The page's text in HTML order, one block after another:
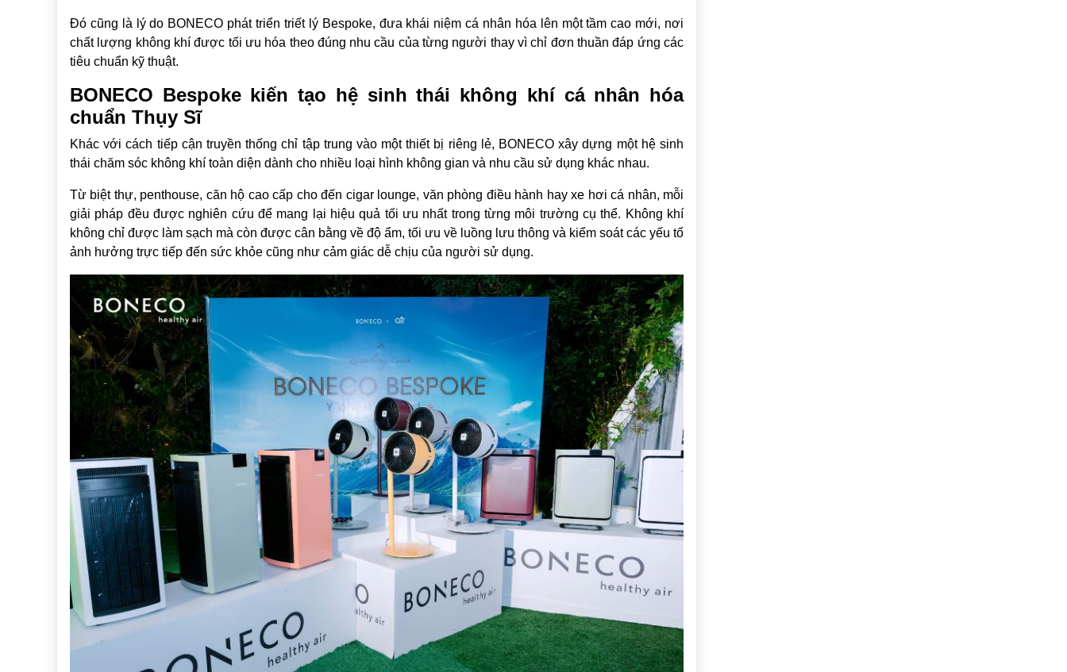
Đó cũng là lý do BONECO phát triển triết lý Bespoke, đưa khái niệm cá nhân hóa lên một tầm cao mới, nơi
chất lượng không khí được tối ưu hóa theo đúng nhu cầu của từng người thay vì chỉ đơn thuần đáp ứng các
tiêu chuẩn kỹ thuật.
BONECO Bespoke kiến tạo hệ sinh thái không khí cá nhân hóa
chuẩn Thụy Sĩ
Khác với cách tiếp cận truyền thống chỉ tập trung vào một thiết bị riêng lẻ, BONECO xây dựng một hệ sinh
thái chăm sóc không khí toàn diện dành cho nhiều loại hình không gian và nhu cầu sử dụng khác nhau.
Từ biệt thự, penthouse, căn hộ cao cấp cho đến cigar lounge, văn phòng điều hành hay xe hơi cá nhân, mỗi
giải pháp đều được nghiên cứu để mang lại hiệu quả tối ưu nhất trong từng môi trường cụ thể. Không khí
không chỉ được làm sạch mà còn được cân bằng về độ ẩm, tối ưu về luồng lưu thông và kiểm soát các yếu tố
ảnh hưởng trực tiếp đến sức khỏe cũng như cảm giác dễ chịu của người sử dụng.